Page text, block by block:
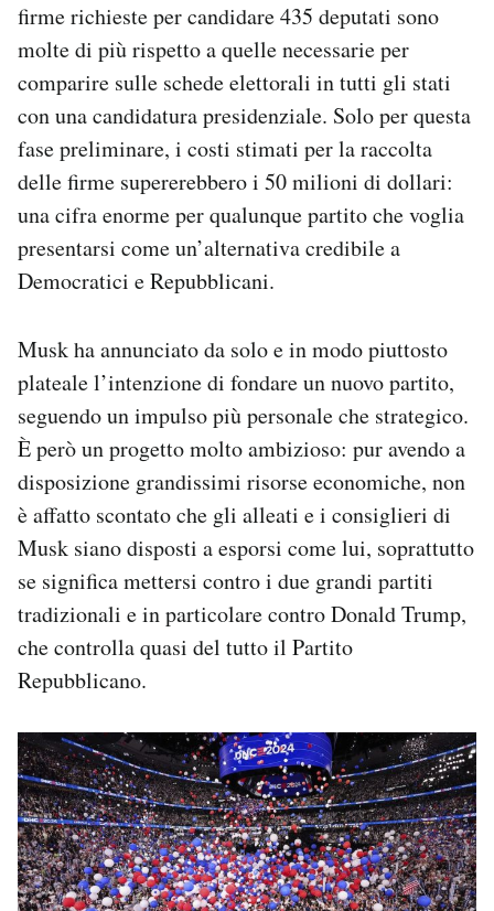
firme richieste per candidare 435 deputati sono
molte di più rispetto a quelle necessarie per
comparire sulle schede elettorali in tutti gli stati
con una candidatura presidenziale. Solo per questa
fase preliminare, i costi stimati per la raccolta
delle firme supererebbero i 50 milioni di dollari:
una cifra enorme per qualunque partito che voglia
presentarsi come un’alternativa credibile a
Democratici e Repubblicani.
Musk ha annunciato da solo e in modo piuttosto
plateale l’intenzione di fondare un nuovo partito,
seguendo un impulso più personale che strategico.
È però un progetto molto ambizioso: pur avendo a
disposizione grandissimi risorse economiche, non
è affatto scontato che gli alleati e i consiglieri di
Musk siano disposti a esporsi come lui, soprattutto
se significa mettersi contro i due grandi partiti
tradizionali e in particolare contro Donald Trump,
che controlla quasi del tutto il Partito
Repubblicano.